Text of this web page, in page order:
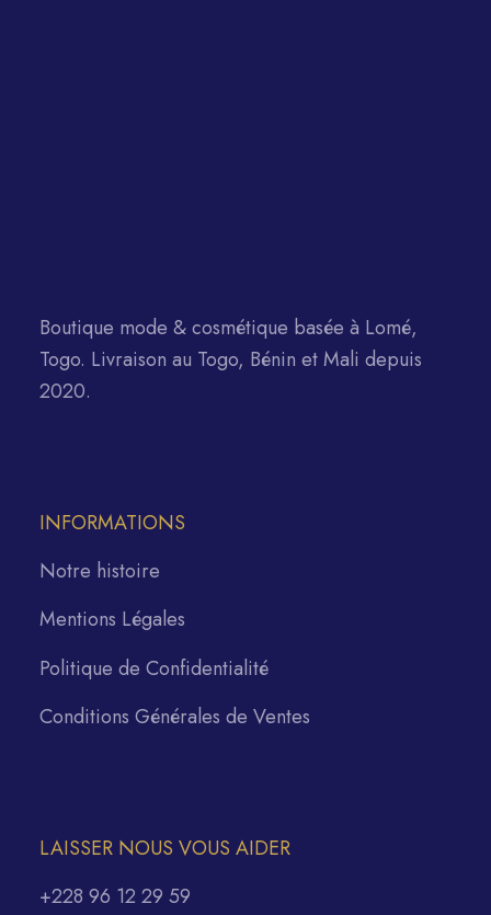
Boutique mode & cosmétique basée à Lomé,
Togo. Livraison au Togo, Bénin et Mali depuis
2020.
INFORMATIONS
Notre histoire
Mentions Légales
Politique de Confidentialité
Conditions Générales de Ventes
LAISSER NOUS VOUS AIDER
+228 96 12 29 59